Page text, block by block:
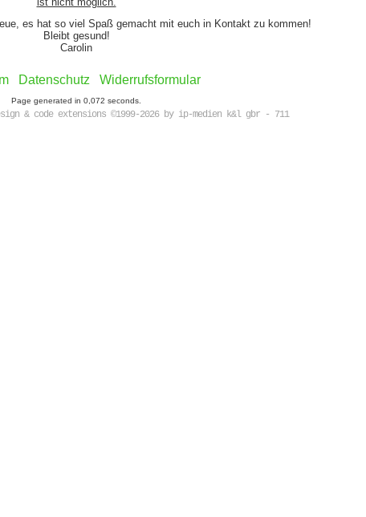
es hat so viel Spaß gemacht mit euch in Kontakt zu kommen!
Bleibt gesund!
Carolin
Datenschutz Widerrufsformular
Page generated in 0,072 seconds.
& code extensions ©1999-2026 by ip-medien k&l gbr - 711